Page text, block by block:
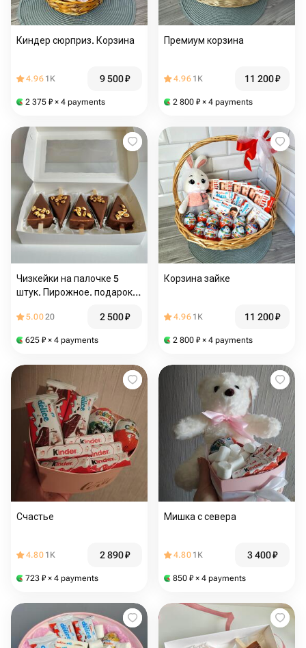
Киндер сюрприз. Корзина
4.96 1K 9 500₽
2 375 ₽ × 4 payments
Премиум корзина
4.96 1K 11 200₽
2 800 ₽ × 4 payments
Чизкейки на палочке 5
штук. Пирожное. подарок
марте, девушке, маме,
детей
5.0020 2 500₽
625 ₽ × 4 payments
Корзина зайке
4.96 1K 11 200₽
2 800 ₽ × 4 payments
Счастье
4.80 1K 2 890₽
723 ₽ × 4 payments
Мишка с севера
4.80 1K 3 400₽
850 ₽ × 4 payments